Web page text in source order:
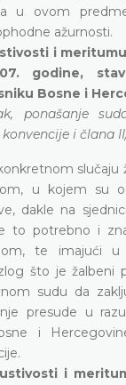
u ovom
ažurnosti.
i
godine,
Bosne i
ponašanje
i člana
slučaju
u kojem su
dakle na
to potrebno i
te imajući
što je žalbeni
sudu da
presude u
i
i